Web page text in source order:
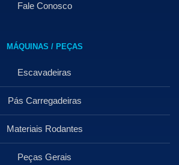
Fale Conosco
MÁQUINAS / PEÇAS
Escavadeiras
Pás Carregadeiras
Materiais Rodantes
Peças Gerais